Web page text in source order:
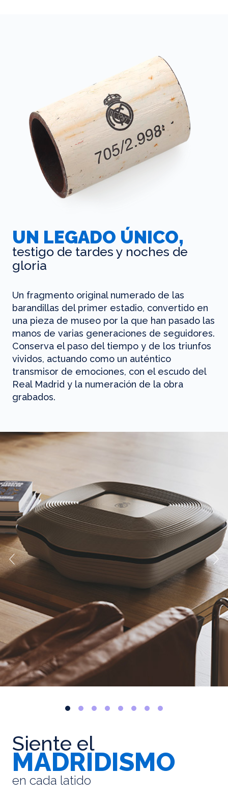
UN LEGADO ÚNICO,
testigo de tardes y noches de
gloria
Un fragmento original numerado de las
barandillas del primer estadio, convertido en
una pieza de museo por la que han pasado las
manos de varias generaciones de seguidores.
Conserva el paso del tiempo y de los triunfos
vividos, actuando como un auténtico
transmisor de emociones, con el escudo del
Real Madrid y la numeración de la obra
grabados.
Siente el
MADRIDISMO
en cada latido